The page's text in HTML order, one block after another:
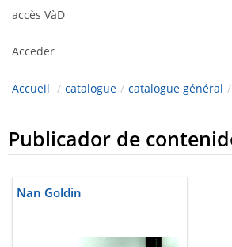
accès VàD
Acceder
Accueil / catalogue / catalogue général /
Publicador de
Nan Goldin